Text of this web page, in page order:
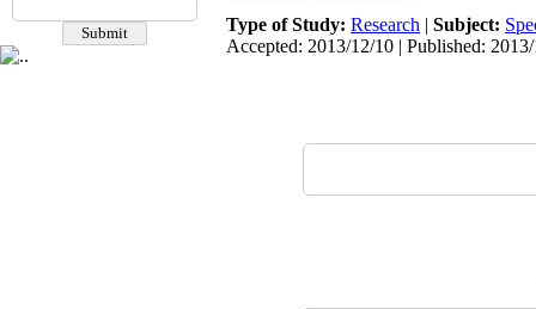
Type of Study: Research | Subject:
Accepted: 2013/12/10 | Published: